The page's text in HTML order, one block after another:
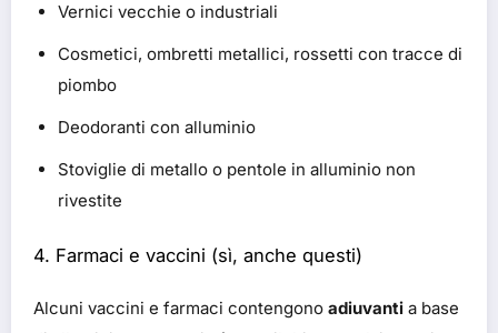
Vernici vecchie o industriali
Cosmetici, ombretti metallici, rossetti con tracce di
piombo
Deodoranti con alluminio
Stoviglie di metallo o pentole in alluminio non
rivestite
4. Farmaci e vaccini (sì, anche questi)
Alcuni vaccini e farmaci contengono adiuvanti a base